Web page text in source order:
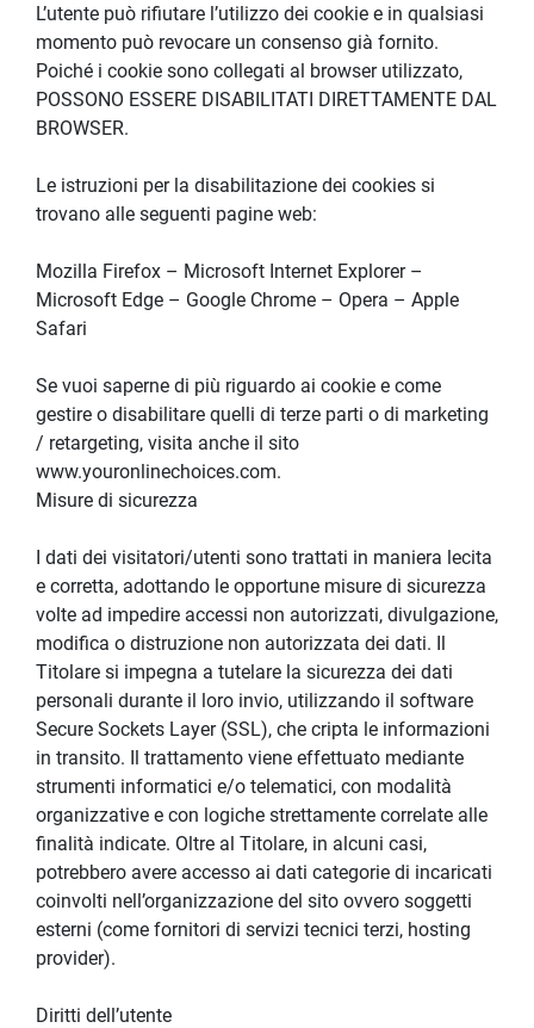
L’utente può rifiutare l’utilizzo dei cookie e in qualsiasi
momento può revocare un consenso già fornito.
Poiché i cookie sono collegati al browser utilizzato,
POSSONO ESSERE DISABILITATI DIRETTAMENTE DAL
BROWSER.
Le istruzioni per la disabilitazione dei cookies si
trovano alle seguenti pagine web:
Mozilla Firefox – Microsoft Internet Explorer –
Microsoft Edge – Google Chrome – Opera – Apple
Safari
Se vuoi saperne di più riguardo ai cookie e come
gestire o disabilitare quelli di terze parti o di marketing
/ retargeting, visita anche il sito
www.youronlinechoices.com.
Misure di sicurezza
I dati dei visitatori/utenti sono trattati in maniera lecita
e corretta, adottando le opportune misure di sicurezza
volte ad impedire accessi non autorizzati, divulgazione,
modifica o distruzione non autorizzata dei dati. Il
Titolare si impegna a tutelare la sicurezza dei dati
personali durante il loro invio, utilizzando il software
Secure Sockets Layer (SSL), che cripta le informazioni
in transito. Il trattamento viene effettuato mediante
strumenti informatici e/o telematici, con modalità
organizzative e con logiche strettamente correlate alle
finalità indicate. Oltre al Titolare, in alcuni casi,
potrebbero avere accesso ai dati categorie di incaricati
coinvolti nell’organizzazione del sito ovvero soggetti
esterni (come fornitori di servizi tecnici terzi, hosting
provider).
Diritti dell’utente